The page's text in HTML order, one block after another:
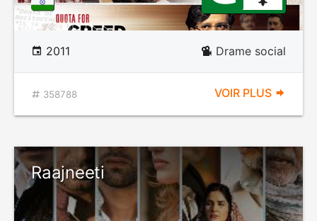
2011 Drame social
358788 VOIR PLUS
Raajneeti